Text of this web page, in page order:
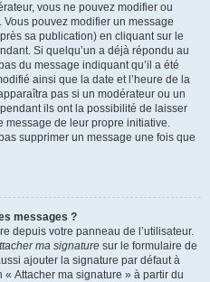
vous ne pouvez modifier ou
pouvez modifier un message
sa publication) en cliquant sur le
Si quelqu’un a déjà répondu au
du message indiquant qu’il a été
ainsi que la date et l’heure de la
pas si un modérateur ou un
ils ont la possibilité de laisser
message de leur propre initiative.
supprimer un message une fois que
messages ?
depuis votre panneau de l’utilisateur.
ma signature sur le formulaire de
ajouter la signature par défaut à
« Attacher ma signature » à partir du